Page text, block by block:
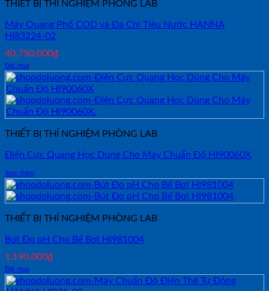
THIẾT BỊ THÍ NGHIỆM PHÒNG LAB
Máy Quang Phổ COD và Đa Chỉ Tiêu Nước HANNA
HI83224-02
40,750,000₫
Đặt mua
THIẾT BỊ THÍ NGHIỆM PHÒNG LAB
Điện Cực Quang Học Dùng Cho Máy Chuẩn Độ HI90060X
Xem thêm
THIẾT BỊ THÍ NGHIỆM PHÒNG LAB
Bút Đo pH Cho Bể Bơi HI981004
1,190,000₫
Đặt mua